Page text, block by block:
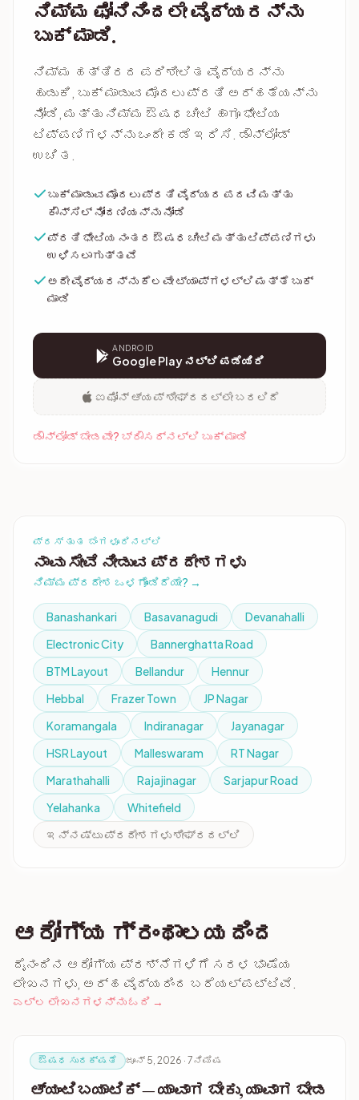
ನಿಮ್ಮ ಫೋನಿನಿಂದಲೇ ವೈದ್ಯರನ್ನು
ಬುಕ್ ಮಾಡಿ.
ನಿಮ್ಮ ಹತ್ತಿರದ ಪರಿಶೀಲಿತ ವೈದ್ಯರನ್ನು
ಹುಡುಕಿ, ಬುಕ್ ಮಾಡುವ ಮೊದಲು ಪ್ರತಿ ಅರ್ಹತೆಯನ್ನು
ನೋಡಿ, ಮತ್ತು ನಿಮ್ಮ ಔಷಧ ಚೀಟಿ ಹಾಗೂ ಭೇಟಿಯ
ಟಿಪ್ಪಣಿಗಳನ್ನು ಒಂದೇ ಕಡೆ ಇರಿಸಿ. ಡೌನ್‌ಲೋಡ್
ಉಚಿತ.
ಬುಕ್ ಮಾಡುವ ಮೊದಲು ಪ್ರತಿ ವೈದ್ಯರ ಪದವಿ ಮತ್ತು
ಕೌನ್ಸಿಲ್ ನೋಂದಣಿಯನ್ನು ನೋಡಿ
ಪ್ರತಿ ಭೇಟಿಯ ನಂತರ ಔಷಧ ಚೀಟಿ ಮತ್ತು ಟಿಪ್ಪಣಿಗಳು
ಉಳಿಸಲಾಗುತ್ತವೆ
ಅದೇ ವೈದ್ಯರನ್ನು ಕೆಲವೇ ಟ್ಯಾಪ್‌ಗಳಲ್ಲಿ ಮತ್ತೆ ಬುಕ್
ಮಾಡಿ
ANDROID
Google Play ನಲ್ಲಿ ಪಡೆಯಿರಿ
ಐಫೋನ್ ಆ್ಯಪ್ ಶೀಘ್ರದಲ್ಲೇ ಬರಲಿದೆ
ಡೌನ್‌ಲೋಡ್ ಬೇಡವೇ? ಬ್ರೌಸರ್‌ನಲ್ಲಿ ಬುಕ್ ಮಾಡಿ
ಪ್ರಸ್ತುತ ಬೆಂಗಳೂರಿನಲ್ಲಿ
ನಾವು ಸೇವೆ ನೀಡುವ ಪ್ರದೇಶಗಳು
ನಿಮ್ಮ ಪ್ರದೇಶ ಒಳಗೊಂಡಿದೆಯೇ? →
Banashankari Basavanagudi
Devanahalli
Electronic City
Bannerghatta Road
BTM Layout
Bellandur
Hennur
Hebbal
Frazer Town
JP Nagar
Koramangala
Indiranagar
Jayanagar
HSR Layout
Malleswaram
RT Nagar
Marathahalli
Rajajinagar
Sarjapur Road
Yelahanka
Whitefield
ಇನ್ನಷ್ಟು ಪ್ರದೇಶಗಳು ಶೀಘ್ರದಲ್ಲಿ
ಆರೋಗ್ಯ ಗ್ರಂಥಾಲಯದಿಂದ
ದೈನಂದಿನ ಆರೋಗ್ಯ ಪ್ರಶ್ನೆಗಳಿಗೆ ಸರಳ ಭಾಷೆಯ
ಲೇಖನಗಳು, ಅರ್ಹ ವೈದ್ಯರಿಂದ ಬರೆಯಲ್ಪಟ್ಟಿವೆ.
ಎಲ್ಲ ಲೇಖನಗಳನ್ನು ಓದಿ →
ಔಷಧ ಸುರಕ್ಷತೆ ಜೂನ್ 5, 2026 · 7ನಿಮಿಷ
ಆ್ಯಂಟಿಬಯಾಟಿಕ್ — ಯಾವಾಗ ಬೇಕು, ಯಾವಾಗ ಬೇಡ